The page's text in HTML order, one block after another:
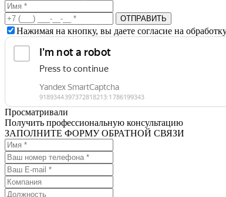
Нажимая на кнопку, вы даете согласие на
Просматривали
Получить профессиональную консультацию
ЗАПОЛНИТЕ ФОРМУ ОБРАТНОЙ СВЯЗИ